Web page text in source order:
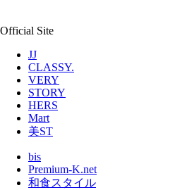
Official Site
JJ
CLASSY.
VERY
STORY
HERS
Mart
美ST
bis
Premium-K.net
和食スタイル